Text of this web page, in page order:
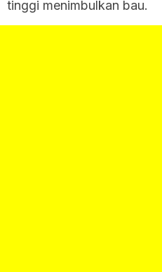
tinggi menimbulkan bau.